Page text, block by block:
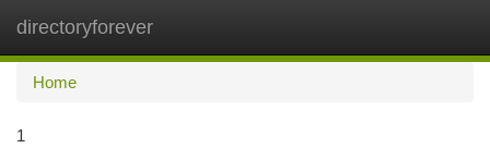
directoryforever
Home
1